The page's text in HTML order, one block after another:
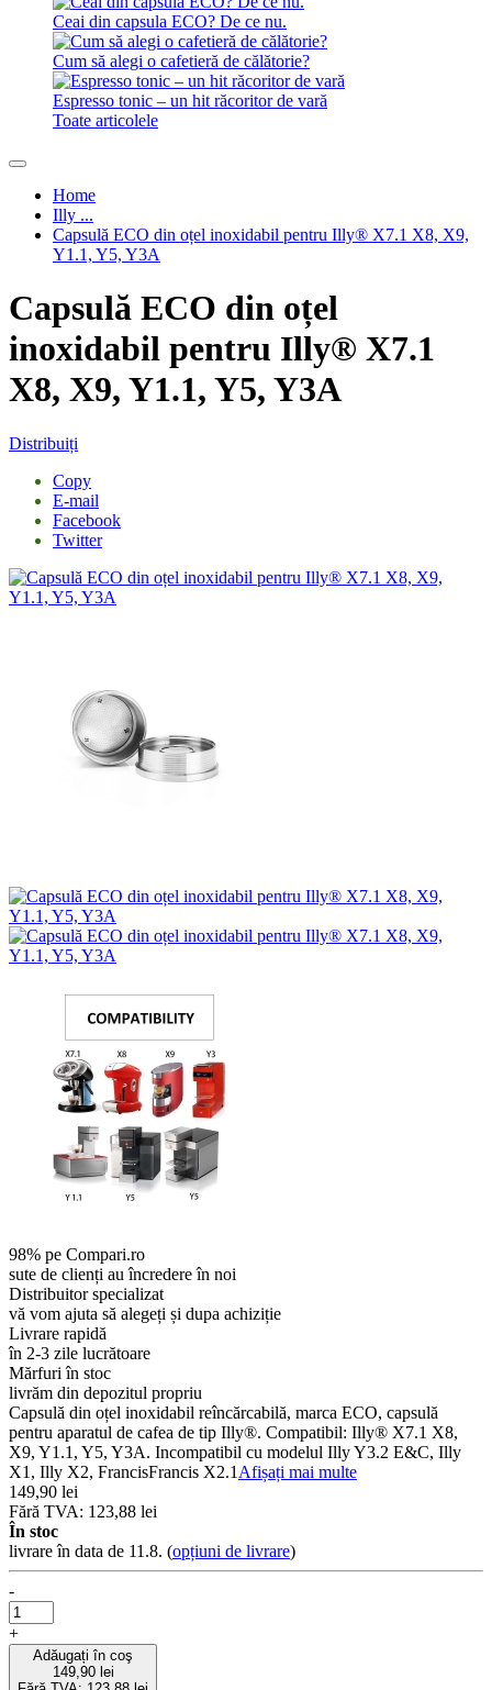
Ceai din capsula ECO? De ce nu.
Cum să alegi o cafetieră de călătorie?
Espresso tonic – un hit răcoritor de vară
Toate articolele
Home
Illy ...
Capsulă ECO din oțel inoxidabil pentru Illy® X7.1 X8, X9,
Y1.1, Y5, Y3A
Capsulă ECO din oțel
inoxidabil pentru Illy® X7.1
X8, X9, Y1.1, Y5, Y3A
Distribuiți
Copy
E-mail
Facebook
Twitter
98% pe Compari.ro
sute de clienți au încredere în noi
Distribuitor specializat
vă vom ajuta să alegeți și dupa achiziție
Livrare rapidă
în 2-3 zile lucrătoare
Mărfuri în stoc
livrăm din depozitul propriu
Capsulă din oțel inoxidabil reîncărcabilă, marca ECO, capsulă
pentru aparatul de cafea de tip Illy®. Compatibil: Illy® X7.1 X8,
X9, Y1.1, Y5, Y3A. Incompatibil cu modelul Illy Y3.2 E&C, Illy
X1, Illy X2, FrancisFrancis X2.1 Afișați mai multe
149,90 lei
Fără TVA: 123,88 lei
În stoc
livrare în data de 11.8. (opțiuni de livrare)
-
+
Adăugați în coş
149,90 lei